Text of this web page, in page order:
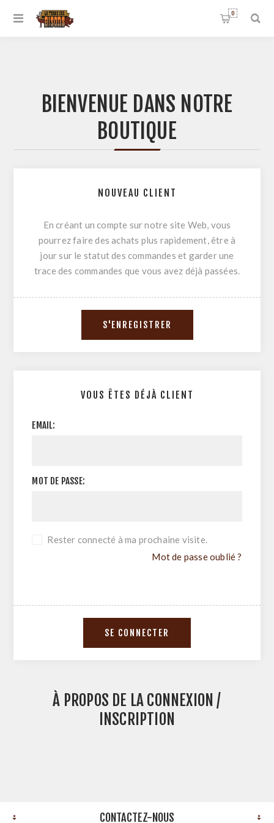
0
BIENVENUE DANS NOTRE
BOUTIQUE
NOUVEAU CLIENT
En créant un compte sur notre site Web, vous
pourrez faire des achats plus rapidement, être à
jour sur le statut des commandes et garder une
trace des commandes que vous avez déjà passées.
VOUS ÊTES DÉJÀ CLIENT
EMAIL:
MOT DE PASSE:
Rester connecté à ma prochaine visite.
Mot de passe oublié ?
À PROPOS DE LA CONNEXION /
INSCRIPTION
CONTACTEZ-NOUS